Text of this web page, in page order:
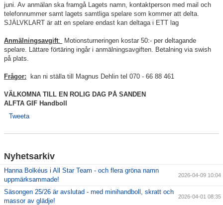
juni. Av anmälan ska framgå Lagets namn, kontaktperson med mail och
telefonnummer samt lagets samtliga spelare som kommer att delta.
SJÄLVKLART är att en spelare endast kan deltaga i ETT lag
Anmälningsavgift:
Motionsturneringen kostar 50:- per deltagande
spelare. Lättare förtäring ingår i anmälningsavgiften. Betalning via swish
på plats.
Frågor: kan ni ställa till Magnus Dehlin tel 070 - 66 88 461
VÄLKOMNA TILL EN ROLIG DAG PÅ SANDEN
ALFTA GIF Handboll
Tweeta
Nyhetsarkiv
Hanna Bolkéus i All Star Team - och flera gröna namn
uppmärksammade!
2026-04-09 10:04
Säsongen 25/26 är avslutad - med minihandboll, skratt och
massor av glädje!
2026-04-01 08:35